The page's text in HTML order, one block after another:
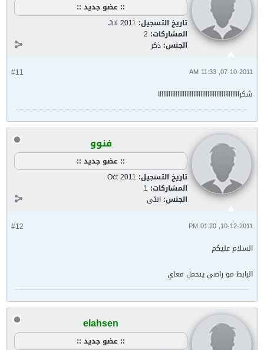
:: عضو جديد ::
تاريخ التسجيل: Jul 2011
المشاركات: 2
الجنس: ذكر
#11 07-10-2011, 11:33 AM
شكراااااااااااااااااااااااااااااااااااااااااااااا
فنوو
:: عضو جديد ::
تاريخ التسجيل: Oct 2011
المشاركات: 1
الجنس: انثى
#12 10-12-2011, 01:20 PM
السلام عليكم
الرابط مو راضي يتحمل معاي
elahsen
:: عضو جديد ::